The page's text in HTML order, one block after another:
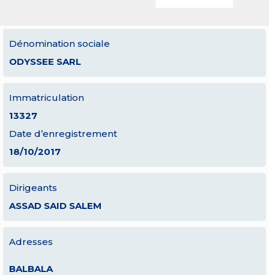
Dénomination sociale
ODYSSEE SARL
Immatriculation
13327
Date d’enregistrement
18/10/2017
Dirigeants
ASSAD SAID SALEM
Adresses
BALBALA